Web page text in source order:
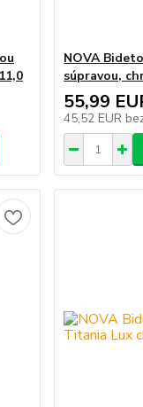
NOVA
súpravou,
55,99
45,52 EUR